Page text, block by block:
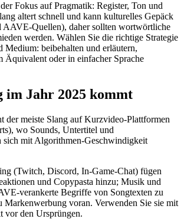
Fokus auf Pragmatik: Register, Ton und
altert schnell und kann kulturelles Gepäck
AAVE-Quellen), daher sollten wortwörtliche
werden. Wählen Sie die richtige Strategie
beibehalten und erläutern,
Äquivalent oder in einfacher Sprache
im Jahr 2025 kommt
der meiste Slang auf Kurzvideo-Plattformen
wo Sounds, Untertitel und
sich mit Algorithmen-Geschwindigkeit
(Twitch, Discord, In-Game-Chat) fügen
und Copypasta hinzu; Musik und
verankerte Begriffe von Songtexten zu
Markenwerbung voran. Verwenden Sie sie mit
vor den Ursprüngen.